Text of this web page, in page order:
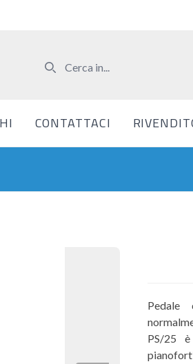
CONTATTACI
Pedale
PS/25